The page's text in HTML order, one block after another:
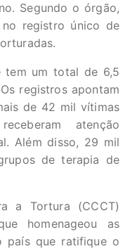
Segundo o órgão,
no registro único de
tem um total de 6,5
registros apontam
de 42 mil vítimas
atenção
Além disso, 29 mil
de terapia de
a Tortura (CCCT)
homenageou as
país que ratifique o